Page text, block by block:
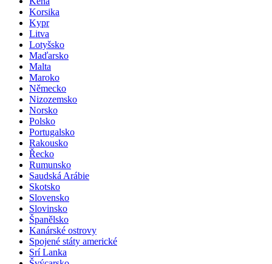
Korsika
Kypr
Litva
Lotyšsko
Maďarsko
Malta
Maroko
Německo
Nizozemsko
Norsko
Polsko
Portugalsko
Rakousko
Řecko
Rumunsko
Saudská Arábie
Skotsko
Slovensko
Slovinsko
Španělsko
Kanárské ostrovy
Spojené státy americké
Srí Lanka